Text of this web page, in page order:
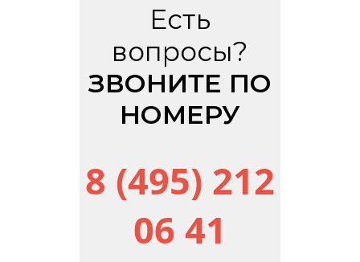
Есть
вопросы?
ЗВОНИТЕ ПО
НОМЕРУ
8 (495) 212
06 41